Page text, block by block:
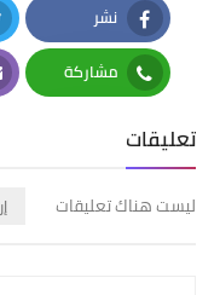
نشر
Facebook
مشاركة
Whatsapp
تعليقات
ليست هناك تعليقات